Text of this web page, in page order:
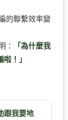
的聯繫效率變
：
「為什麼我
！」
跟我要地